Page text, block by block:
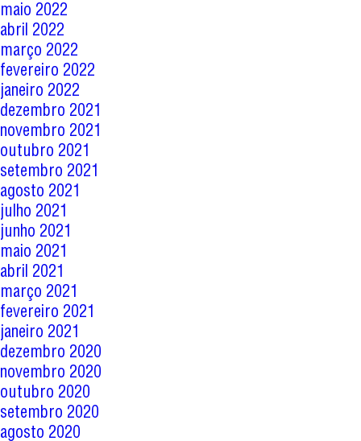
maio 2022
abril 2022
março 2022
fevereiro 2022
janeiro 2022
dezembro 2021
novembro 2021
outubro 2021
setembro 2021
agosto 2021
julho 2021
junho 2021
maio 2021
abril 2021
março 2021
fevereiro 2021
janeiro 2021
dezembro 2020
novembro 2020
outubro 2020
setembro 2020
agosto 2020